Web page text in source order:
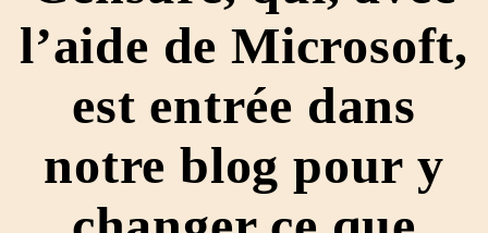
l’aide de Microsoft,
est entrée dans
notre blog pour y